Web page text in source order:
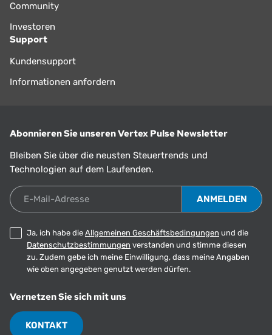
Community
Investoren
Support
Kundensupport
Informationen anfordern
Abonnieren Sie unseren Vertex Pulse Newsletter
Bleiben Sie über die neusten Steuertrends und
Technologien auf dem Laufenden.
E-Mail-Adresse
Ja, ich habe die Allgemeinen Geschäftsbedingungen und die
Datenschutzbestimmungen verstanden und stimme diesen
zu. Zudem gebe ich meine Einwilligung, dass meine Angaben
wie oben angegeben genutzt werden dürfen.
Vernetzen Sie sich mit uns
KONTAKT